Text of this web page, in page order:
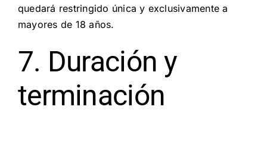
quedará restringido única y exclusivamente a
mayores de 18 años.
7. Duración y
terminación